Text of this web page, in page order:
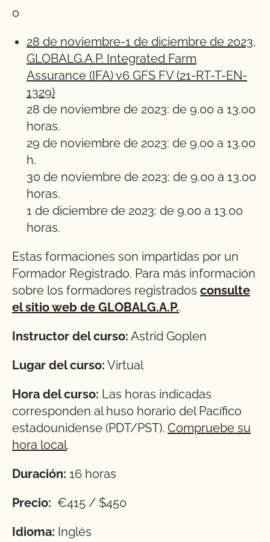
o
28 de noviembre-1 de diciembre de 2023,
GLOBALG.A.P. Integrated Farm
Assurance (IFA) v6 GFS FV (21-RT-T-EN-
1329)
28 de noviembre de 2023: de 9.00 a 13.00
horas.
29 de noviembre de 2023: de 9.00 a 13.00
h.
30 de noviembre de 2023: de 9.00 a 13.00
horas.
1 de diciembre de 2023: de 9.00 a 13.00
horas.
Estas formaciones son impartidas por un
Formador Registrado. Para más información
sobre los formadores registrados consulte
el sitio web de GLOBALG.A.P..
Instructor del curso: Astrid Goplen
Lugar del curso: Virtual
Hora del curso: Las horas indicadas
corresponden al huso horario del Pacífico
estadounidense (PDT/PST). Compruebe su
hora local.
Duración: 16 horas
Precio: €415 / $450
Idioma: Inglés